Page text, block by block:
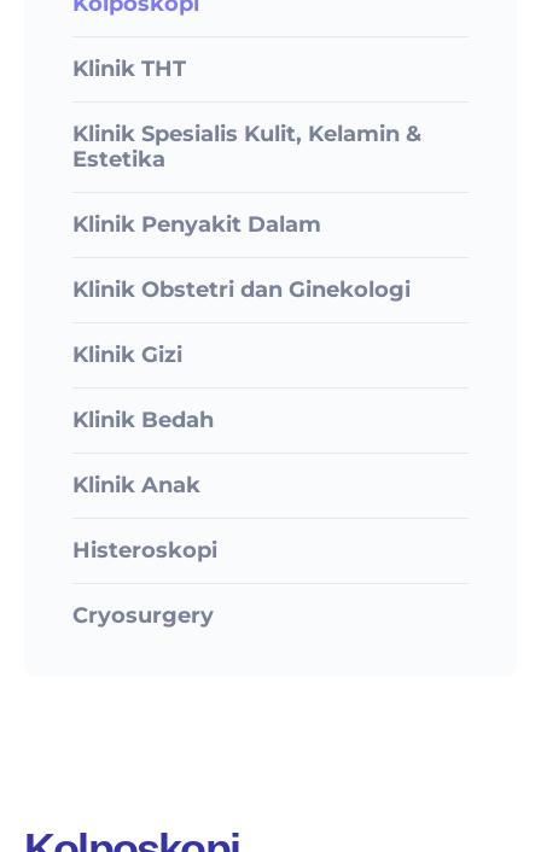
Klinik THT
Klinik Spesialis Kulit, Kelamin &
Estetika
Klinik Penyakit Dalam
Klinik Obstetri dan Ginekologi
Klinik Gizi
Klinik Bedah
Klinik Anak
Histeroskopi
Cryosurgery